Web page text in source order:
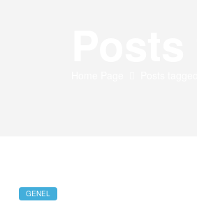
GENEL